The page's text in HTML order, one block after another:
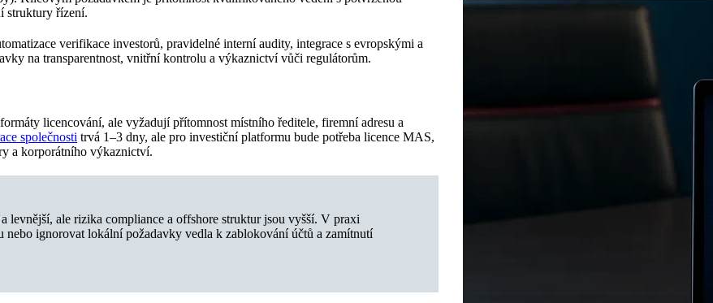
struktury řízení.
verifikace investorů, pravidelné interní audity, integrace s evropskými a
na transparentnost, vnitřní kontrolu a výkaznictví vůči regulátorům.
licencování, ale vyžadují přítomnost místního ředitele, firemní adresu a
společnosti trvá 1–3 dny, ale pro investiční platformu bude potřeba licence MAS,
a korporátního výkaznictví.
ale rizika compliance a offshore struktur jsou vyšší. V praxi
ignorovat lokální požadavky vedla k zablokování účtů a zamítnutí